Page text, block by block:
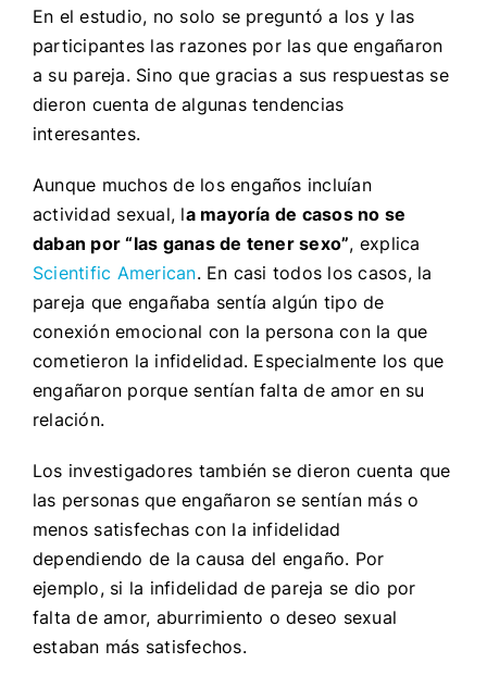
En el estudio, no solo se preguntó a los y las
participantes las razones por las que engañaron
a su pareja. Sino que gracias a sus respuestas se
dieron cuenta de algunas tendencias
interesantes.
Aunque muchos de los engaños incluían
actividad sexual, la mayoría de casos no se
daban por “las ganas de tener sexo”, explica
Scientific American. En casi todos los casos, la
pareja que engañaba sentía algún tipo de
conexión emocional con la persona con la que
cometieron la infidelidad. Especialmente los que
engañaron porque sentían falta de amor en su
relación.
Los investigadores también se dieron cuenta que
las personas que engañaron se sentían más o
menos satisfechas con la infidelidad
dependiendo de la causa del engaño. Por
ejemplo, si la infidelidad de pareja se dio por
falta de amor, aburrimiento o deseo sexual
estaban más satisfechos.